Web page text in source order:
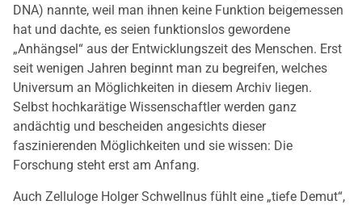
DNA) nannte, weil man ihnen keine Funktion beigemessen
hat und dachte, es seien funktionslos gewordene
„Anhängsel“ aus der Entwicklungszeit des Menschen. Erst
seit wenigen Jahren beginnt man zu begreifen, welches
Universum an Möglichkeiten in diesem Archiv liegen.
Selbst hochkarätige Wissenschaftler werden ganz
andächtig und bescheiden angesichts dieser
faszinierenden Möglichkeiten und sie wissen: Die
Forschung steht erst am Anfang.
Auch Zelluloge Holger Schwellnus fühlt eine „tiefe Demut“,